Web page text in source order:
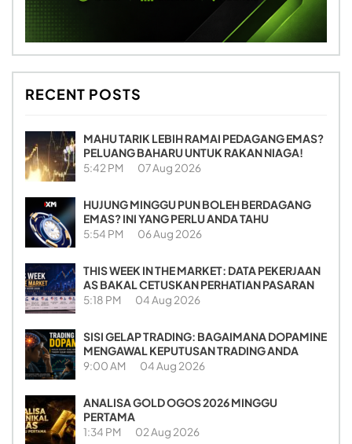
RECENT POSTS
MAHU TARIK LEBIH RAMAI PEDAGANG EMAS?
PELUANG BAHARU UNTUK RAKAN NIAGA!
5:42 PM 07 Aug 2026
HUJUNG MINGGU PUN BOLEH BERDAGANG
EMAS? INI YANG PERLU ANDA TAHU
5:54 PM 06 Aug 2026
THIS WEEK IN THE MARKET: DATA PEKERJAAN
AS BAKAL CETUSKAN PERHATIAN PASARAN
5:18 PM 04 Aug 2026
SISI GELAP TRADING: BAGAIMANA DOPAMINE
MENGAWAL KEPUTUSAN TRADING ANDA
9:00 AM 04 Aug 2026
ANALISA GOLD OGOS 2026 MINGGU
PERTAMA
1:34 PM 02 Aug 2026